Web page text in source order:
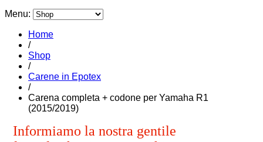
Menu:
Home
/
Shop
/
Carene in Epotex
/
Carena completa + codone per Yamaha R1
(2015/2019)
Informiamo la nostra gentile